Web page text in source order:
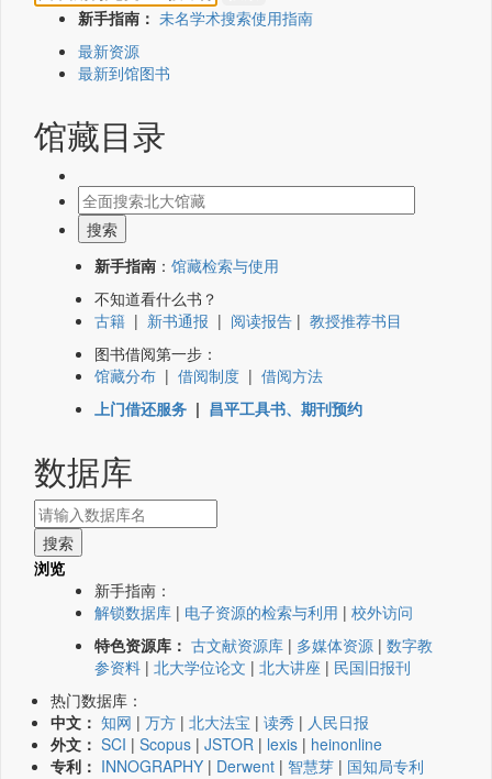
新手指南： 未名学术搜索使用指南
最新资源
最新到馆图书
馆藏目录
新手指南 ： 馆藏检索与使用
不知道看什么书？
古籍 | 新书通报 | 阅读报告 | 教授推荐书目
图书借阅第一步：
馆藏分布 | 借阅制度 | 借阅方法
上门借还服务 | 昌平工具书、期刊预约
数据库
浏览
新手指南：
解锁数据库 | 电子资源的检索与利用 | 校外访问
特色资源库： 古文献资源库 | 多媒体资源 | 数字教
参资料 | 北大学位论文 | 北大讲座 | 民国旧报刊
热门数据库：
中文： 知网 | 万方 | 北大法宝 | 读秀 | 人民日报
外文： SCI | Scopus | JSTOR | lexis | heinonline
专利： INNOGRAPHY | Derwent | 智慧芽 | 国知局专利